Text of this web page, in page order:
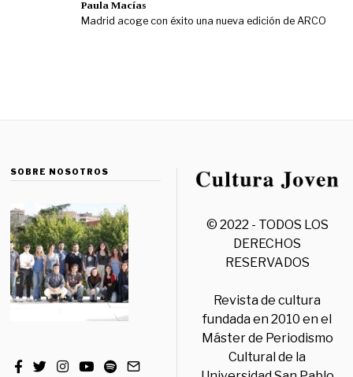
Paula Macías
Madrid acoge con éxito una nueva edición de ARCO
SOBRE NOSOTROS
© 2022 - TODOS LOS
DERECHOS
RESERVADOS
Revista de cultura
fundada en 2010 en el
Máster de Periodismo
Cultural de la